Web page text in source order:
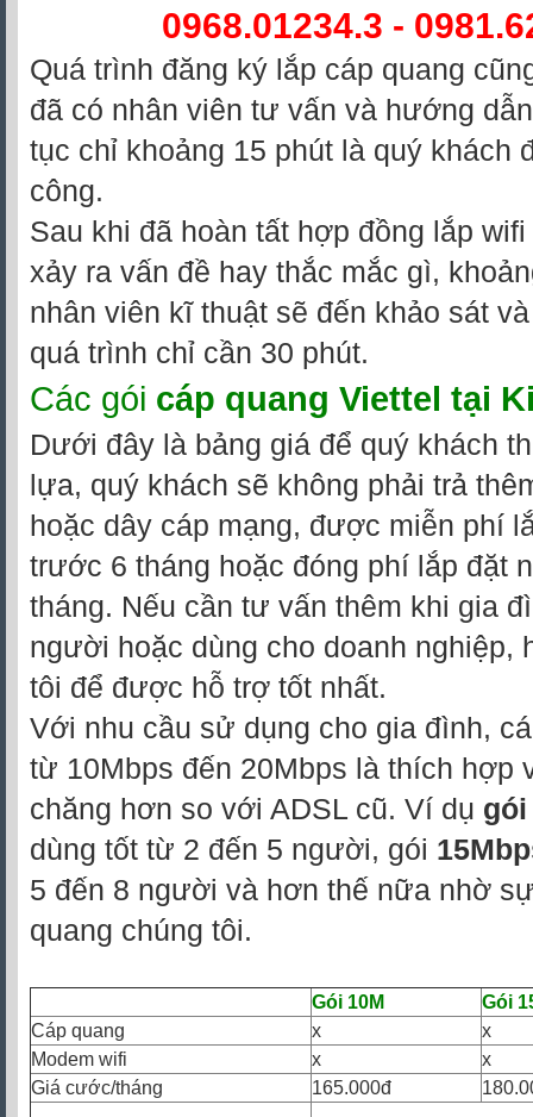
0968.01234.3 -
Quá trình đăng ký lắp cáp quang
đã có nhân viên tư vấn và hướng
tục chỉ khoảng 15 phút là quý khách
công.
Sau khi đã hoàn tất hợp đồng lắp
xảy ra vấn đề hay thắc mắc gì,
nhân viên kĩ thuật sẽ đến khảo sát
quá trình chỉ cần 30 phút.
Các gói cáp quang Viettel tại
Dưới đây là bảng giá để quý khách
lựa, quý khách sẽ không phải trả
hoặc dây cáp mạng, được miễn phí
trước 6 tháng hoặc đóng phí lắp đặt
tháng. Nếu cần tư vấn thêm khi gia
người hoặc dùng cho doanh nghiệp,
tôi để được hỗ trợ tốt nhất.
Với nhu cầu sử dụng cho gia đình,
từ 10Mbps đến 20Mbps là thích hợp
chăng hơn so với ADSL cũ. Ví dụ gói
dùng tốt từ 2 đến 5 người, gói
5 đến 8 người và hơn thế nữa nhờ
quang chúng tôi.
Gói 10M
Gói
Cáp quang
x
x
Modem wifi
x
x
Giá cước/tháng
165.000đ